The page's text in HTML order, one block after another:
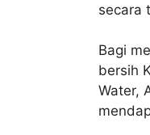
secara
Bagi
bersih
Water,